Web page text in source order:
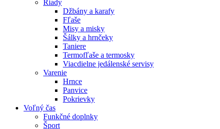
Riady
Džbány a karafy
Fľaše
Misy a misky
Šálky a hrnčeky
Taniere
Termofľaše a termosky
Viacdielne jedálenské servisy
Varenie
Hrnce
Panvice
Pokrievky
Voľný čas
Funkčné doplnky
Šport